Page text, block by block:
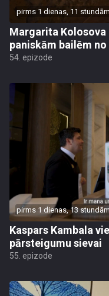
pirms 1 dienas, 11 stundām
Margarita
paniskām bailēm
54. epizode
pirms 1 dienas, 13
Kaspars Kambala
pārsteigumu sievai
55. epizode